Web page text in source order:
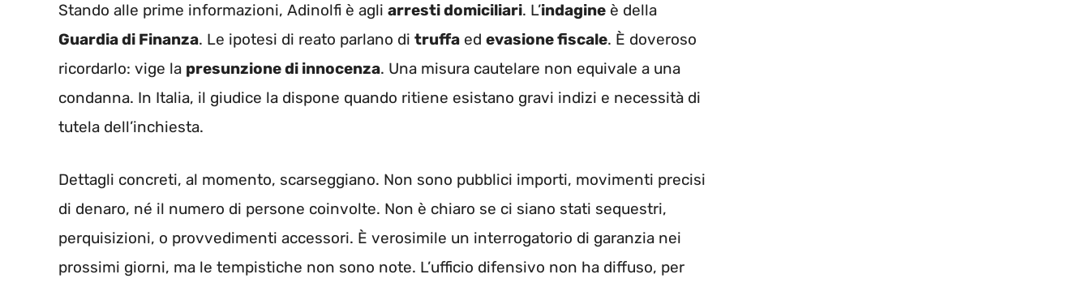
Stando alle prime informazioni, Adinolfi è agli arresti domiciliari. L’indagine è della
Guardia di Finanza. Le ipotesi di reato parlano di truffa ed evasione fiscale. È doveroso
ricordarlo: vige la presunzione di innocenza. Una misura cautelare non equivale a una
condanna. In Italia, il giudice la dispone quando ritiene esistano gravi indizi e necessità di
tutela dell’inchiesta.
Dettagli concreti, al momento, scarseggiano. Non sono pubblici importi, movimenti precisi
di denaro, né il numero di persone coinvolte. Non è chiaro se ci siano stati sequestri,
perquisizioni, o provvedimenti accessori. È verosimile un interrogatorio di garanzia nei
prossimi giorni, ma le tempistiche non sono note. L’ufficio difensivo non ha diffuso, per